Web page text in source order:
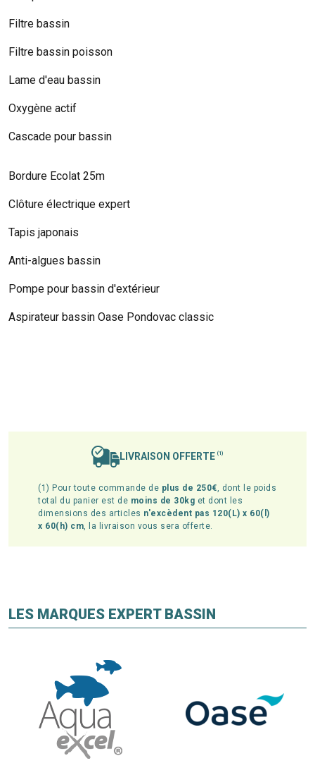
Filtre bassin
Filtre bassin poisson
Lame d'eau bassin
Oxygène actif
Cascade pour bassin
Bordure Ecolat 25m
Clôture électrique expert
Tapis japonais
Anti-algues bassin
Pompe pour bassin d'extérieur
Aspirateur bassin Oase Pondovac classic
LIVRAISON OFFERTE (1)
(1) Pour toute commande de plus de 250€, dont le poids
total du panier est de moins de 30kg et dont les
dimensions des articles n'excèdent pas 120(L) x 60(l)
x 60(h) cm, la livraison vous sera offerte.
LES MARQUES EXPERT BASSIN